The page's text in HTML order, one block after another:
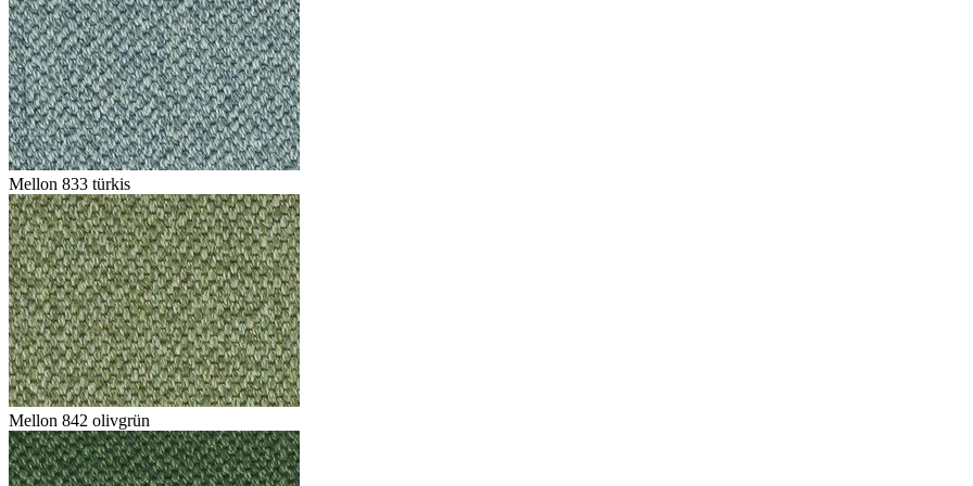
Mellon 833 türkis
Mellon 842 olivgrün